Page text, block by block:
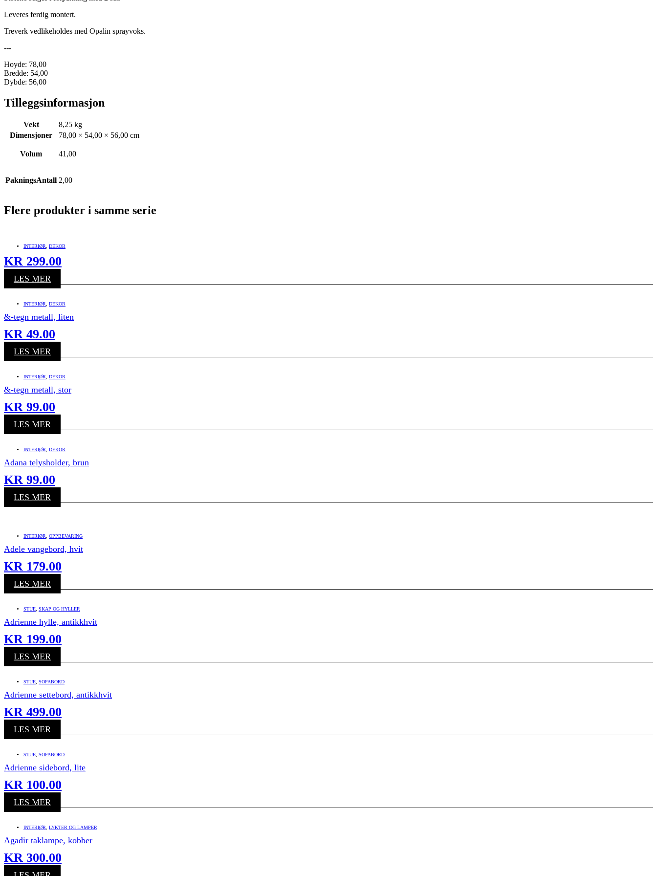
Leveres ferdig montert.
Treverk vedlikeholdes med Opalin sprayvoks.
---
Hoyde: 78,00
Bredde: 54,00
Dybde: 56,00
Tilleggsinformasjon
Vekt
8,25 kg
Dimensjoner
78,00 × 54,00 × 56,00 cm
Volum 41,00
PakningsAntall 2,00
Flere produkter i samme serie
INTERIØR, DEKOR
KR 299.00
LES MER
INTERIØR, DEKOR
&-tegn metall, liten
KR 49.00
LES MER
INTERIØR, DEKOR
&-tegn metall, stor
KR 99.00
LES MER
INTERIØR, DEKOR
Adana telysholder, brun
KR 99.00
LES MER
INTERIØR, OPPBEVARING
Adele vangebord, hvit
KR 179.00
LES MER
STUE, SKAP OG HYLLER
Adrienne hylle, antikkhvit
KR 199.00
LES MER
STUE, SOFABORD
Adrienne settebord, antikkhvit
KR 499.00
LES MER
STUE, SOFABORD
Adrienne sidebord, lite
KR 100.00
LES MER
INTERIØR, LYKTER OG LAMPER
Agadir taklampe, kobber
KR 300.00